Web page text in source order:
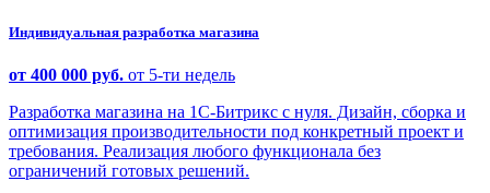
Индивидуальная разработка магазина
от 400 000 руб. от 5-ти недель
Разработка магазина на 1С-Битрикс с нуля. Дизайн, сборка и
оптимизация производительности под конкретный проект и
требования. Реализация любого функционала без
ограничений готовых решений.